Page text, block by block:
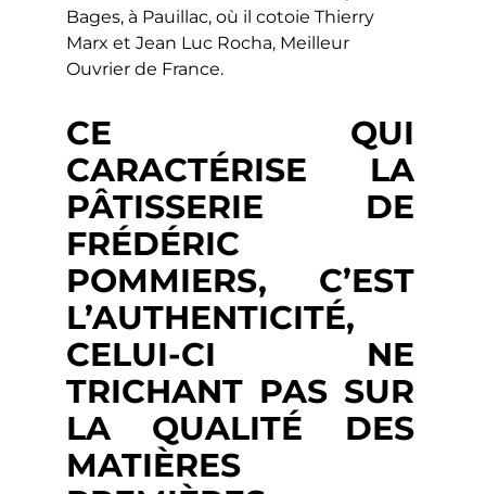
Bages, à Pauillac, où il cotoie Thierry
Marx et Jean Luc Rocha, Meilleur
Ouvrier de France.
CE QUI
CARACTÉRISE LA
PÂTISSERIE DE
FRÉDÉRIC
POMMIERS, C’EST
L’AUTHENTICITÉ,
CELUI-CI NE
TRICHANT PAS SUR
LA QUALITÉ DES
MATIÈRES